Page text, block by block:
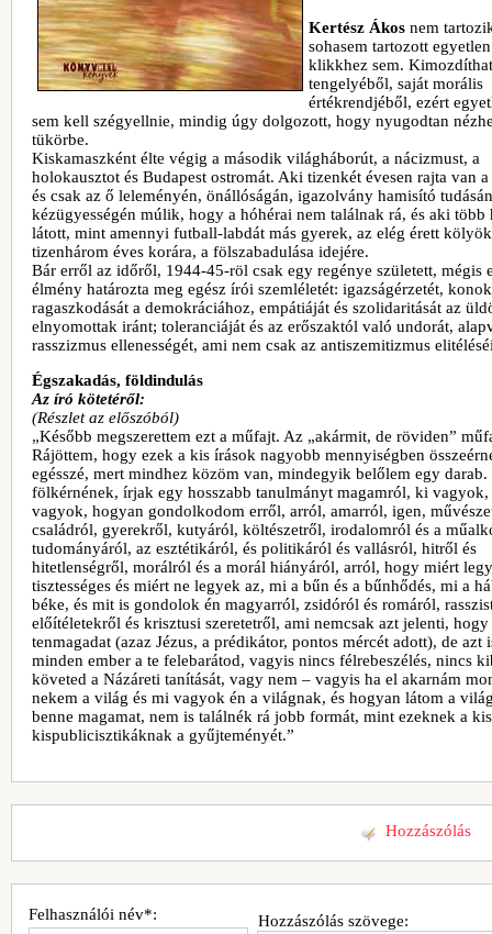
Kertész Ákos nem
sohasem tartozott
klikkhez sem.
tengelyéből, saját morális
értékrendjéből, ezért
sem kell szégyellnie, mindig úgy dolgozott, hogy nyugodtan
tükörbe.
Kiskamaszként élte végig a második világháborút, a nácizmust, a
holokausztot és Budapest ostromát. Aki tizenkét évesen rajta van
és csak az ő leleményén, önállóságán, igazolvány hamisító
kézügyességén múlik, hogy a hóhérai nem találnak rá, és aki több
látott, mint amennyi futball-labdát más gyerek, az elég érett
tizenhárom éves korára, a fölszabadulása idejére.
Bár erről az időről, 1944-45-röl csak egy regénye született, mégis
élmény határozta meg egész írói szemléletét: igazságérzetét, konok
ragaszkodását a demokráciához, empátiáját és szolidaritását az
elnyomottak iránt; toleranciáját és az erőszaktól való undorát,
rasszizmus ellenességét, ami nem csak az antiszemitizmus
Égszakadás, földindulás
Az író kötetéről:
(Részlet az előszóból)
„Később megszerettem ezt a műfajt. Az „akármit, de röviden”
Rájöttem, hogy ezek a kis írások nagyobb mennyiségben
egésszé, mert mindhez közöm van, mindegyik belőlem egy darab.
fölkérnének, írjak egy hosszabb tanulmányt magamról, ki
vagyok, hogyan gondolkodom erről, arról, amarról, igen,
családról, gyerekről, kutyáról, költészetről, irodalomról és a
tudományáról, az esztétikáról, és politikáról és vallásról, hitről és
hitetlenségről, morálról és a morál hiányáról, arról, hogy miért
tisztességes és miért ne legyek az, mi a bűn és a bűnhődés, mi a
béke, és mit is gondolok én magyarról, zsidóról és romáról,
előítéletekről és krisztusi szeretetről, ami nemcsak azt jelenti,
tenmagadat (azaz Jézus, a prédikátor, pontos mércét adott), de azt
minden ember a te felebarátod, vagyis nincs félrebeszélés, nincs
követed a Názáreti tanítását, vagy nem – vagyis ha el akarnám
nekem a világ és mi vagyok én a világnak, és hogyan látom a
benne magamat, nem is találnék rá jobb formát, mint ezeknek a
kispublicisztikáknak a gyűjteményét.”
Hozzászólás
Hozzászólás szövege:
Felhasználói név*: